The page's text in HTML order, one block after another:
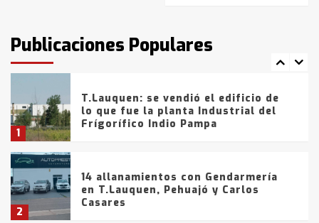
Publicaciones Populares
fueron detenidos por
comercialización de drogas en la
tarde del sábado
1
T.Lauquen: se vendió el edificio de
lo que fue la planta Industrial del
Frígorífico Indio Pampa
2
14 allanamientos con Gendarmería
en T.Lauquen, Pehuajó y Carlos
Casares